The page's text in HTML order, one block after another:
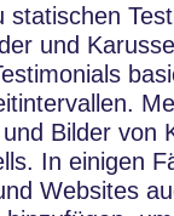
statischen
und
Bilder von
In einigen
Websites